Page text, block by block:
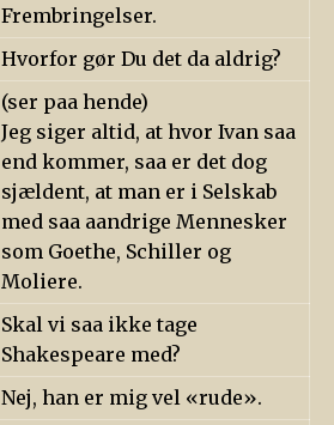
Frembringelser.
Hvorfor gør Du det da aldrig?
(ser paa hende)
Jeg siger altid, at hvor Ivan saa
end kommer, saa er det dog
sjældent, at man er i Selskab
med saa aandrige Mennesker
som Goethe, Schiller og
Moliere.
Skal vi saa ikke tage
Shakespeare med?
Nej, han er mig vel «rude».